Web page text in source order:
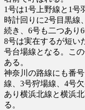
1号は1号上野線と1号
時計回りに2号目黒線
続き、6号も二つあり
8号は実在するが短い
号台場線となる。こ
ある。
神奈川の路線にも番
線、3号狩場線、4号
あり横浜北線と横浜
る。